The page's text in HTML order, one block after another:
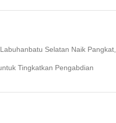
Selatan Naik Pangkat,
Tingkatkan Pengabdian